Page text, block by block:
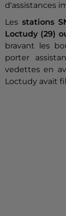
d'assistances
Lesstations
Loctudy (29)
bravant les
porter
vedettes en
Loctudy avait